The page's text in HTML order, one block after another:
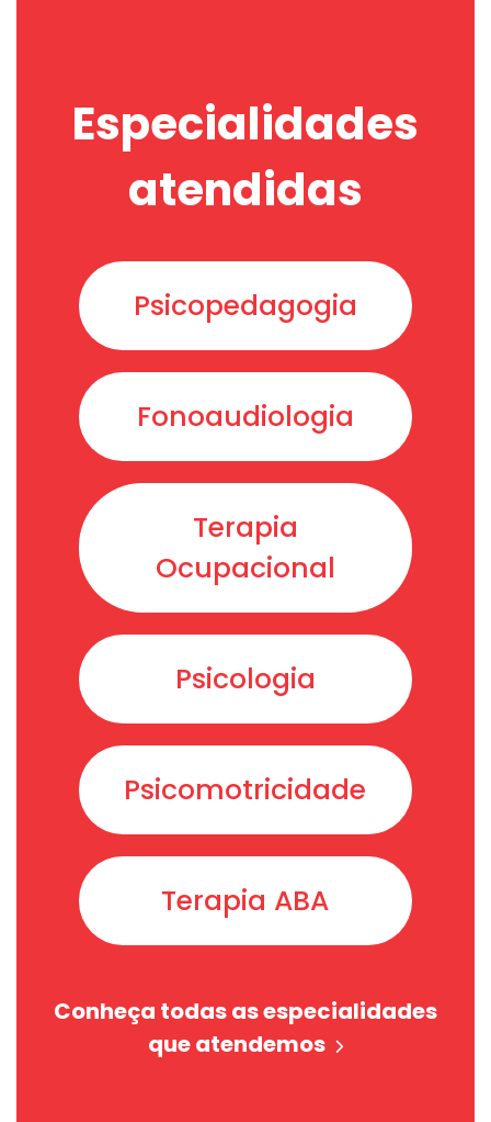
Especialidades
atendidas
Psicopedagogia
Fonoaudiologia
Terapia
Ocupacional
Psicologia
Psicomotricidade
Terapia ABA
Conheça todas as especialidades
que atendemos